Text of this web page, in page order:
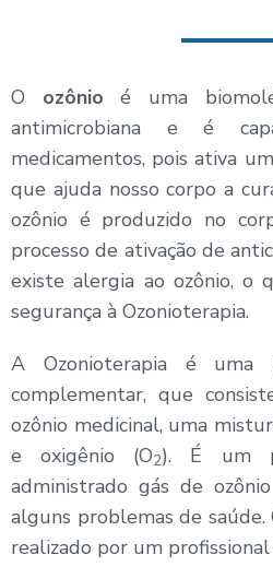
O ozônio é uma
antimicrobiana e é
medicamentos, pois ativa
que ajuda nosso corpo a
ozônio é produzido no
processo de ativação de
existe alergia ao ozônio, o
segurança à Ozonioterapia.
A Ozonioterapia é uma
complementar, que
ozônio medicinal, uma
e oxigênio (O2). É um
administrado gás de
alguns problemas de
realizado por um